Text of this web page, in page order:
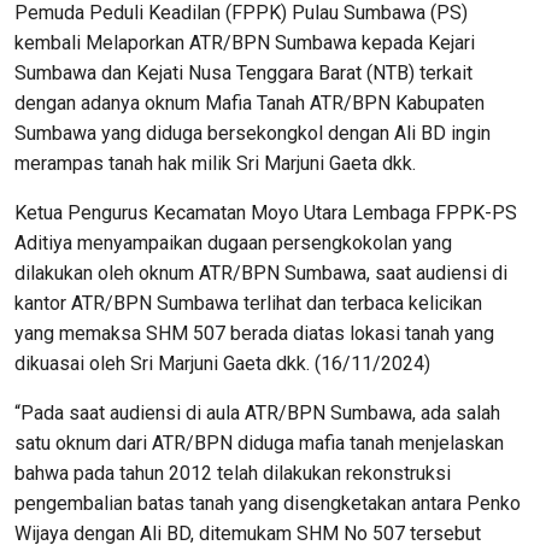
Pemuda Peduli Keadilan (FPPK) Pulau Sumbawa (PS)
kembali Melaporkan ATR/BPN Sumbawa kepada Kejari
Sumbawa dan Kejati Nusa Tenggara Barat (NTB) terkait
dengan adanya oknum Mafia Tanah ATR/BPN Kabupaten
Sumbawa yang diduga bersekongkol dengan Ali BD ingin
merampas tanah hak milik Sri Marjuni Gaeta dkk.
Ketua Pengurus Kecamatan Moyo Utara Lembaga FPPK-PS
Aditiya menyampaikan dugaan persengkokolan yang
dilakukan oleh oknum ATR/BPN Sumbawa, saat audiensi di
kantor ATR/BPN Sumbawa terlihat dan terbaca kelicikan
yang memaksa SHM 507 berada diatas lokasi tanah yang
dikuasai oleh Sri Marjuni Gaeta dkk. (16/11/2024)
“Pada saat audiensi di aula ATR/BPN Sumbawa, ada salah
satu oknum dari ATR/BPN diduga mafia tanah menjelaskan
bahwa pada tahun 2012 telah dilakukan rekonstruksi
pengembalian batas tanah yang disengketakan antara Penko
Wijaya dengan Ali BD, ditemukam SHM No 507 tersebut